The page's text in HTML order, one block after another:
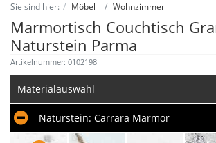
Sie sind hier: Möbel Wohnzimmer
Marmortisch Couchtisch
Naturstein Parma
Artikelnummer: 0102198
Materialauswahl
Naturstein: Carrara Marmor